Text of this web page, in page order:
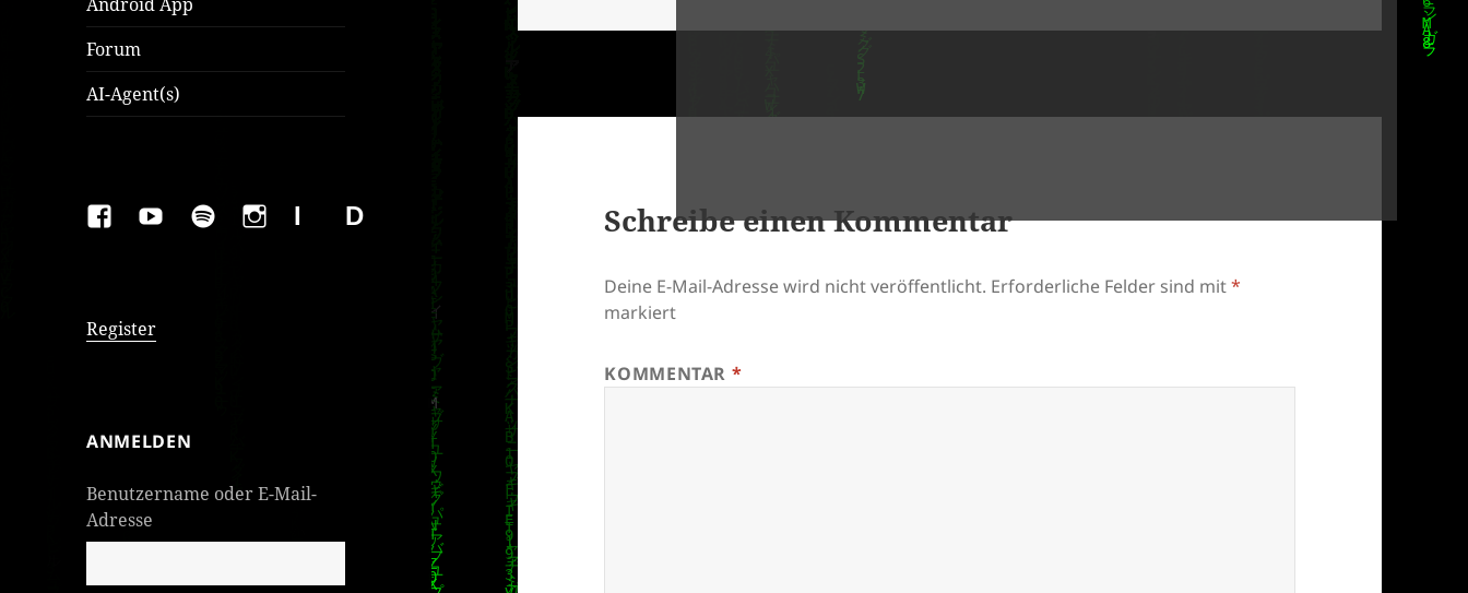
Forum
AI-Agent(s)
FAKEBOOK
YOUTUBESPOTIFYINSTAGRAM
IMPRESSUMDatenschutzerklärung
Register
ANMELDEN
Benutzername oder E-Mail-
Adresse
Schreibe einen Kommentar
Deine E-Mail-Adresse wird nicht veröffentlicht. Erforderliche Felder sind mit*
markiert
KOMMENTAR *